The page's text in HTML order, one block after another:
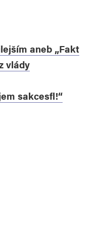
aneb „Fakt
vlády
sakcesfl!“